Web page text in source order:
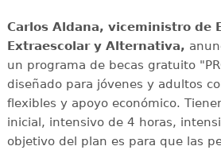
Carlos Aldana, viceministro de
Extraescolar y Alternativa,
un programa de becas gratuito
diseñado para jóvenes y adultos
flexibles y apoyo económico.
inicial, intensivo de 4 horas,
objetivo del plan es para que las